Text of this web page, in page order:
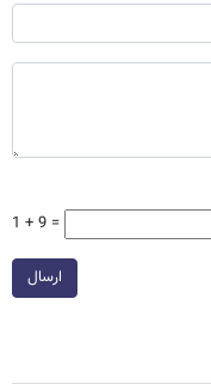
1 + 9 =
ارسال